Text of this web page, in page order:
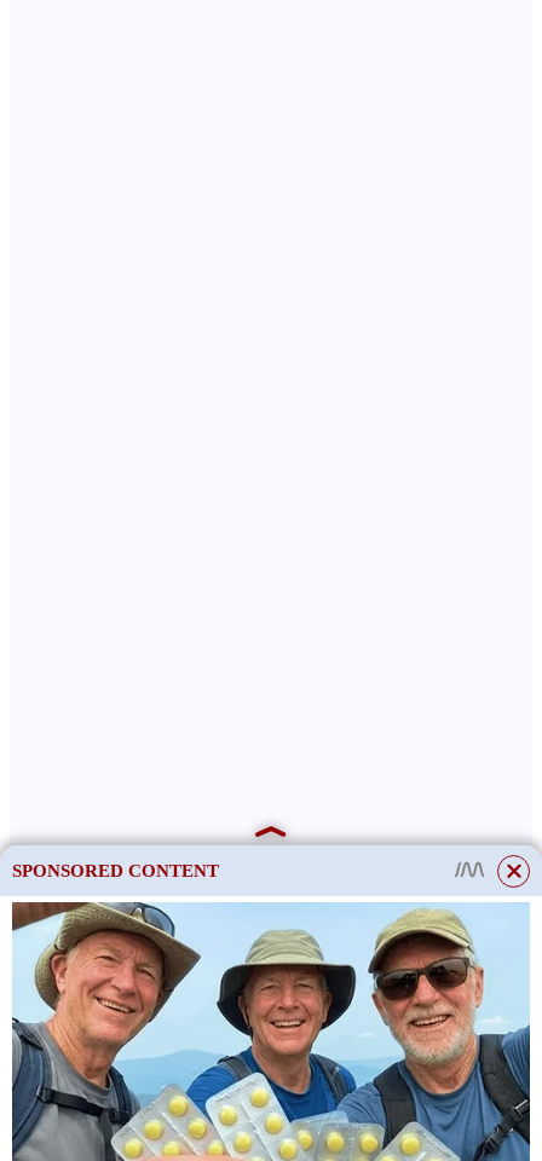
This site uses cookies to store data. By continuing to use the site, you consent
to the use of these files.
OK
SPONSORED CONTENT